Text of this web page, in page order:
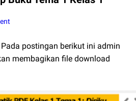
Pada postingan berikut ini admin
membagikan file download